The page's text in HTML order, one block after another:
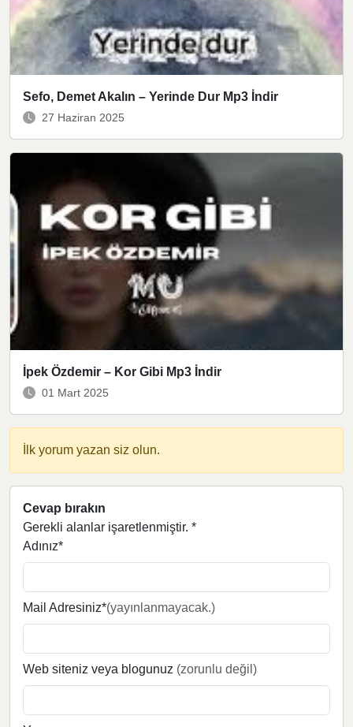
Sefo, Demet Akalın – Yerinde Dur Mp3 İndir
27 Haziran 2025
İpek Özdemir – Kor Gibi Mp3 İndir
01 Mart 2025
İlk yorum yazan siz olun.
Cevap bırakın
Gerekli alanlar işaretlenmiştir. *
Adınız*
Mail Adresiniz*(yayınlanmayacak.)
Web siteniz veya blogunuz (zorunlu değil)